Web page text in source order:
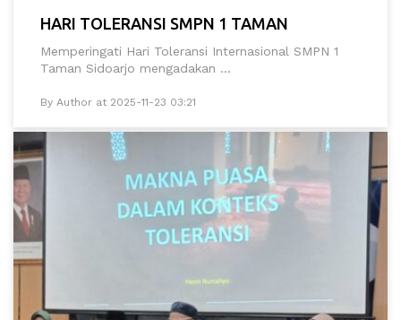
HARI TOLERANSI SMPN 1 TAMAN
Memperingati Hari Toleransi Internasional SMPN 1
Taman Sidoarjo mengadakan ...
By Author at 2025-11-23 03:21